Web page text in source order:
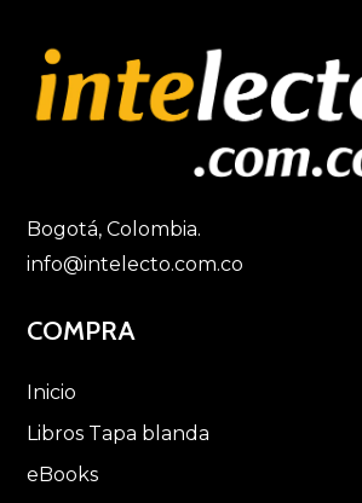
Bogotá, Colombia.
info@intelecto.com.co
COMPRA
Inicio
Libros Tapa blanda
eBooks